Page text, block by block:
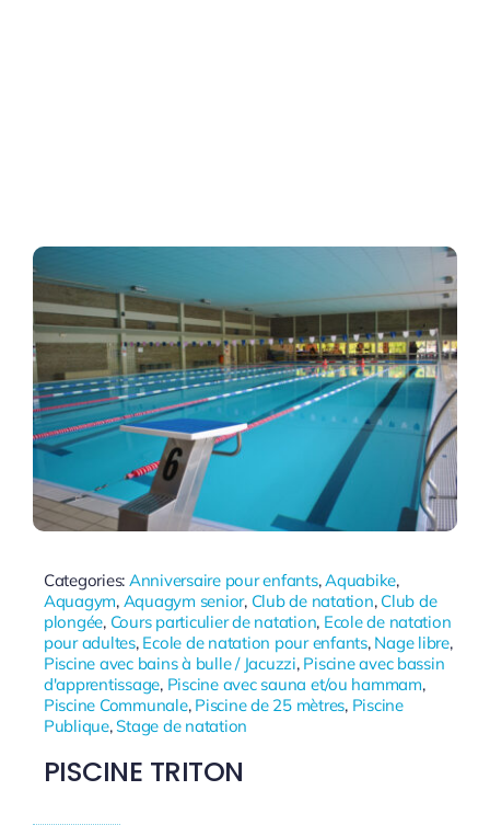
Categories: Anniversaire pour enfants,Aquabike,
Aquagym, Aquagym senior, Club de natation, Club de
plongée, Cours particulier de natation, Ecole de natation
pour adultes, Ecole de natation pour enfants, Nage libre,
Piscine avec bains à bulle / Jacuzzi, Piscine avec bassin
d'apprentissage, Piscine avec sauna et/ou hammam,
Piscine Communale, Piscine de 25 mètres, Piscine
Publique,Stage de natation
PISCINE TRITON